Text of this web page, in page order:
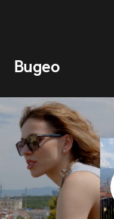
Видео